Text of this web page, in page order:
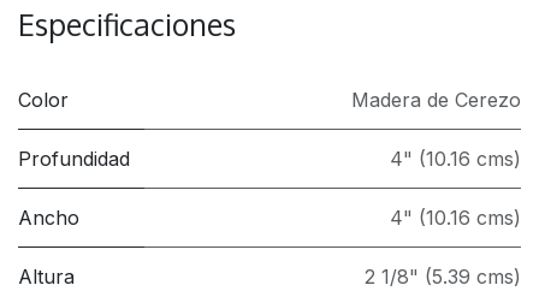
Especificaciones
Color Madera de Cerezo
Profundidad 4" (10.16 cms)
Ancho 4" (10.16 cms)
Altura 2 1/8" (5.39 cms)